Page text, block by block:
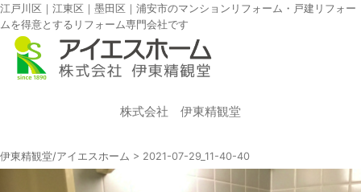
江戸川区｜江東区｜墨田区｜浦安市のマンションリフォーム・戸建リフォー
ムを得意とするリフォーム専門会社です
株式会社 伊東精観堂
伊東精観堂/アイエスホーム > 2021-07-29_11-40-40